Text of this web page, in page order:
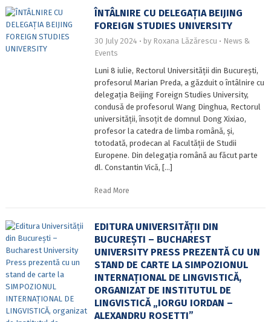
ÎNTÂLNIRE CU DELEGAȚIA BEIJING
FOREIGN STUDIES UNIVERSITY
30 July 2024 by Roxana Lăzărescu
News &
Events
Luni 8 iulie, Rectorul Universității din București,
profesorul Marian Preda, a găzduit o întâlnire cu
delegația Beijing Foreign Studies University,
condusă de profesorul Wang Dinghua, Rectorul
universității, însoțit de domnul Dong Xixiao,
profesor la catedra de limba română, și,
totodată, prodecan al Facultății de Studii
Europene. Din delegația română au făcut parte
dl. Constantin Vică, […]
Read More
EDITURA UNIVERSITĂȚII DIN
BUCUREȘTI – BUCHAREST
UNIVERSITY PRESS PREZENTĂ CU UN
STAND DE CARTE LA SIMPOZIONUL
INTERNAȚIONAL DE LINGVISTICĂ,
ORGANIZAT DE INSTITUTUL DE
LINGVISTICĂ „IORGU IORDAN –
ALEXANDRU ROSETTI”